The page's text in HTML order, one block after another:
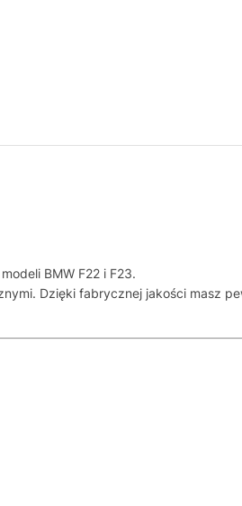
BMW F22 i F23.
Dzięki fabrycznej jakości masz